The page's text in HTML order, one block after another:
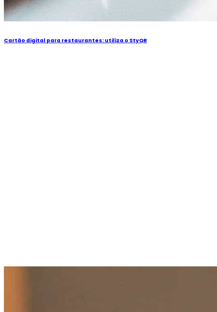
Cartão digital para restaurantes: utiliza o StyQR